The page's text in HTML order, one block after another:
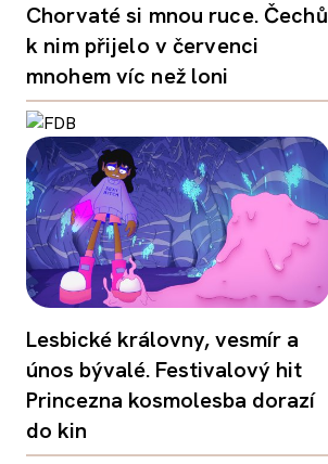
Chorvaté si mnou ruce. Čechů
k nim přijelo v červenci
mnohem víc než loni
Lesbické královny, vesmír a
únos bývalé. Festivalový hit
Princezna kosmolesba dorazí
do kin